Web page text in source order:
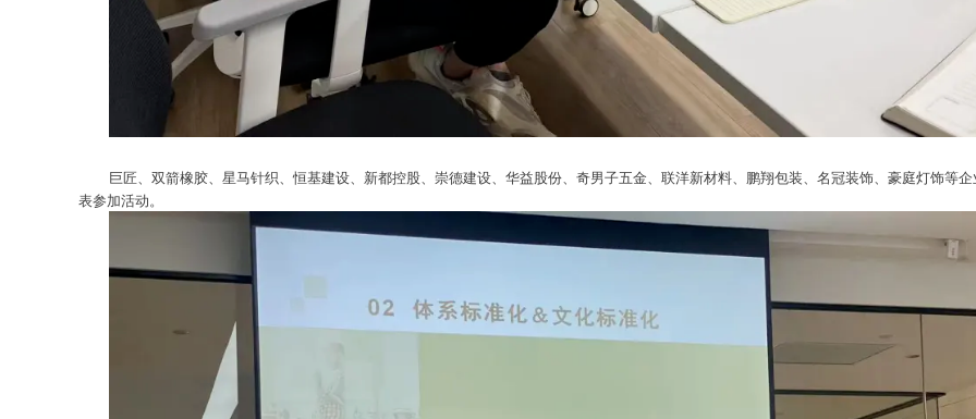
巨匠、双箭橡胶、星马针织、恒基建设、新都控股、崇德建设、华益股份、奇男子五金、联洋新材料、鹏翔包装、名冠装饰、豪庭灯饰等
表参加活动。